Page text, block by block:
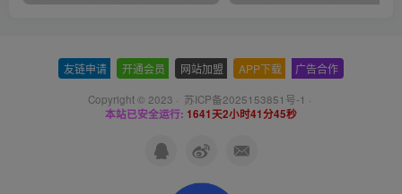
友链申请 开通会员 网站加盟 APP下载 广告合作
Copyright © 2023 · 苏ICP备2025153851号-1 ·
本站已安全运行: 1641天2小时41分45秒